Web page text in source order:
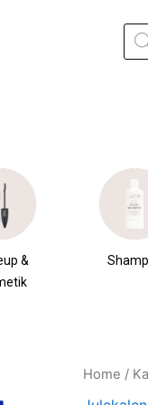
Home /